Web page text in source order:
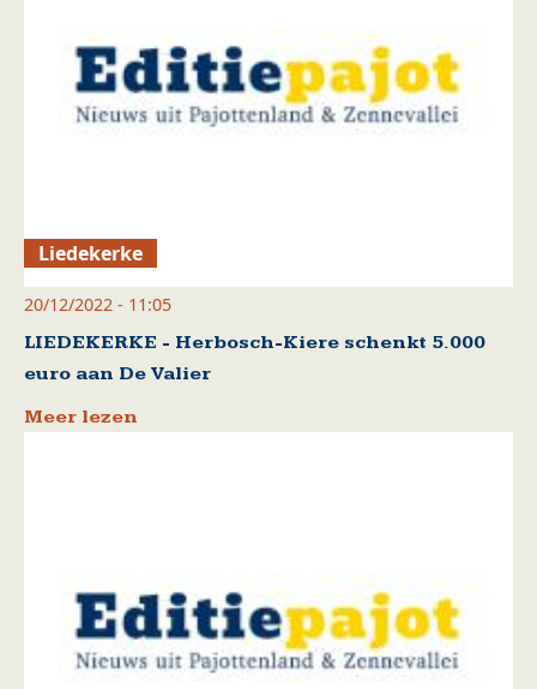
Liedekerke
20/12/2022 - 11:05
LIEDEKERKE - Herbosch-Kiere schenkt 5.000
euro aan De Valier
Meer lezen